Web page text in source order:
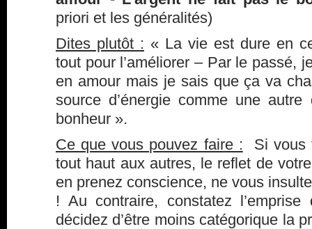
priori et les généralités)
Dites plutôt : « La vie est dure en
tout pour l’améliorer – Par le passé,
en amour mais je sais que ça va
source d’énergie comme une
bonheur ».
Ce que vous pouvez faire : Si vous
tout haut aux autres, le reflet de
en prenez conscience, ne vous
! Au contraire, constatez
décidez d’être moins catégorique la